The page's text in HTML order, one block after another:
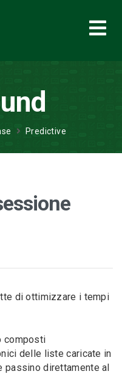
Predictive
di ottimizzare i tempi
composti
delle liste caricate in
passino direttamente al